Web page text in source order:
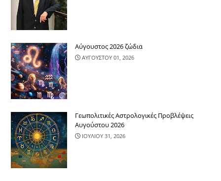
Αύγουστος 2026 ζώδια
ΑΥΓΟΥΣΤΟΥ 01, 2026
Γεωπολιτικές Αστρολογικές Προβλέψεις
Αυγούστου 2026
ΙΟΥΛΙΟΥ 31, 2026